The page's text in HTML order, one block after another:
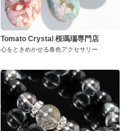
Tomato Crystal 桜瑪瑙専門店
心をときめかせる春色アクセサリー